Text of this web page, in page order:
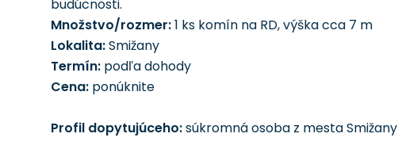
budúcnosti.
Množstvo/rozmer:1 ks komín na RD, výška cca 7 m
Lokalita:Smižany
Termín: podľa dohody
Cena: ponúknite
Profil dopytujúceho:súkromná osoba z mesta Smižany